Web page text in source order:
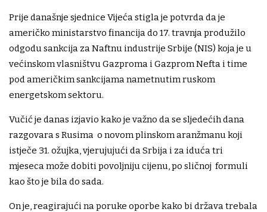
Prije današnje sjednice Vijeća stigla je potvrda da je
američko ministarstvo financija do 17. travnja produžilo
odgodu sankcija za Naftnu industrije Srbije (NIS) koja je u
većinskom vlasništvu Gazproma i Gazprom Nefta i time
pod američkim sankcijama nametnutim ruskom
energetskom sektoru.
Vučić je danas izjavio kako je važno da se sljedećih dana
razgovara s Rusima o novom plinskom aranžmanu koji
istječe 31. ožujka, vjerujujući da Srbija i za iduća tri
mjeseca može dobiti povoljniju cijenu, po sličnoj formuli
kao što je bila do sada.
On je, reagirajući na poruke oporbe kako bi država trebala